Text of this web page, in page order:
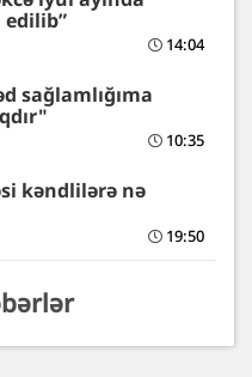
edilib”
14:04
sağlamlığıma
10:35
kəndlilərə nə
19:50